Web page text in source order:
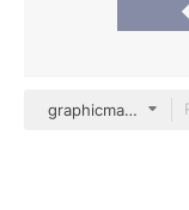
graphicmall Others